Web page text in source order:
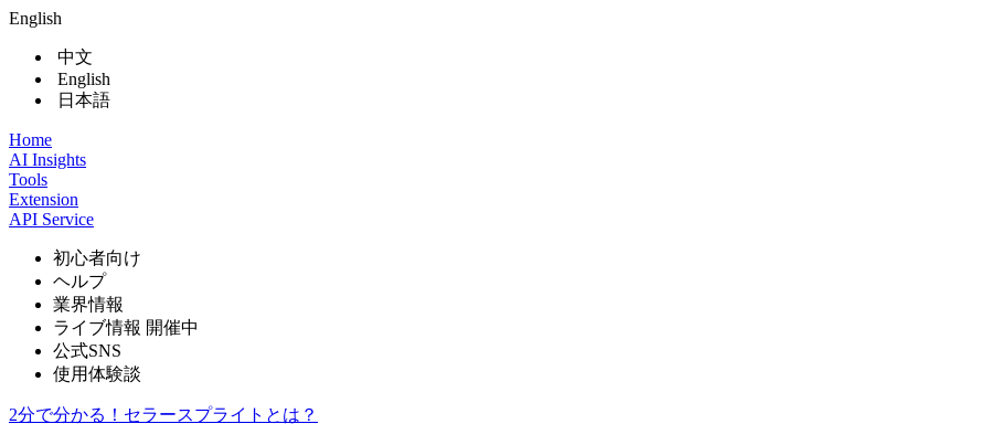
English
中文
English
日本語
Home
AI Insights
Tools
Extension
API Service
初心者向け
ヘルプ
業界情報
ライブ情報 開催中
公式SNS
使用体験談
2分で分かる！セラースプライトとは？